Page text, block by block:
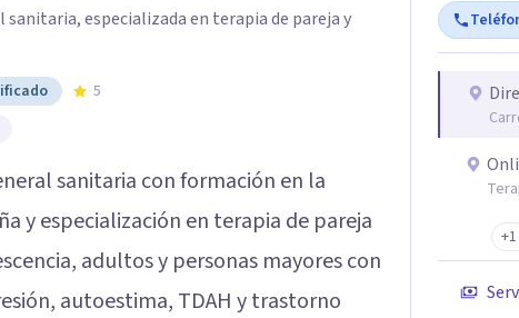
sanitaria, especializada en terapia de pareja y
5
sanitaria con formación en la
y especialización en terapia de pareja
adultos y personas mayores con
autoestima, TDAH y trastorno